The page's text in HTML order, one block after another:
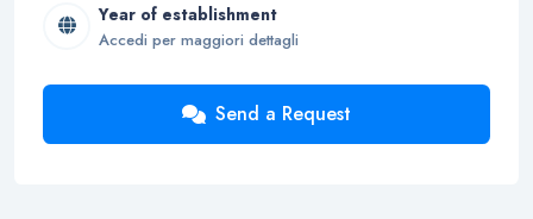
Year of establishment
Accedi per maggiori dettagli
Send a Request